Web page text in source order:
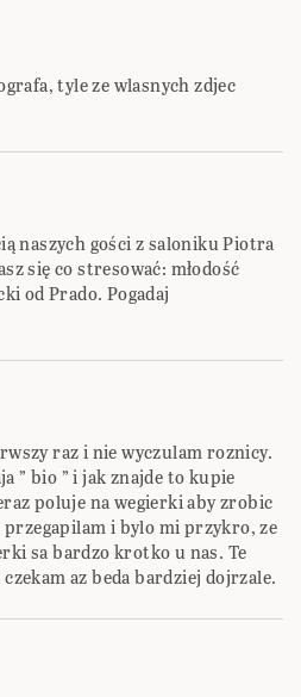
tyle ze wlasnych zdjec
naszych gości z saloniku Piotra
się co stresować: młodość
od Prado. Pogadaj
raz i nie wyczulam roznicy.
” bio ” i jak znajde to kupie
poluje na wegierki aby zrobic
i bylo mi przykro, ze
sa bardzo krotko u nas. Te
az beda bardziej dojrzale.